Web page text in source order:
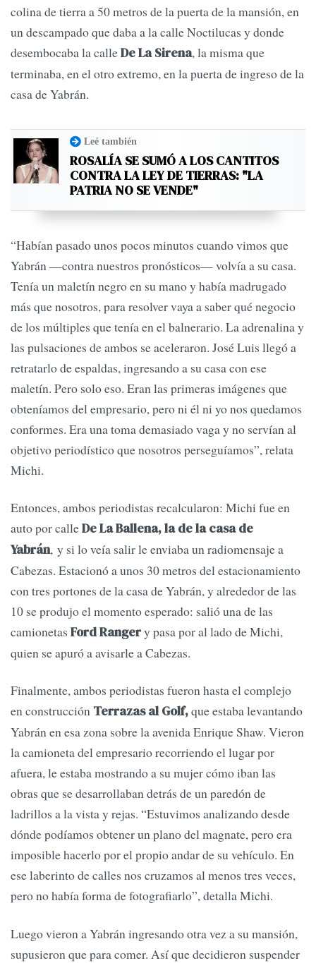
colina de tierra a 50 metros de la puerta de la mansión, en
un descampado que daba a la calle Noctilucas y donde
desembocaba la calleDe La Sirena, la misma que
terminaba, en el otro extremo, en la puerta de ingreso de la
casa de Yabrán.
Leé también
ROSALÍA SE SUMÓ A LOS CANTITOS
CONTRA LA LEY DE TIERRAS: "LA
PATRIA NO SE VENDE"
“Habían pasado unos pocos minutos cuando vimos que
Yabrán —con­tra nuestros pronósticos— volvía a su casa.
Tenía un maletín negro en su mano y había madrugado
más que nosotros, para resolver vaya a saber qué negocio
de los múltiples que tenía en el balnerario. La adrenalina y
las pulsaciones de ambos se aceleraron. José Luis llegó a
retratarlo de espaldas, ingresando a su casa con ese
maletín. Pero solo eso. Eran las primeras imágenes que
obteníamos del empresario, pero ni él ni yo nos quedamos
conformes. Era una toma demasiado vaga y no servían al
objetivo periodístico que nosotros perseguíamos”, relata
Michi.
Entonces, ambos periodistas recalcularon: Michi fue en
auto por calleDe La Ballena, la de la casa de
Yabrán, y si lo veía salir le enviaba un radiomensaje a
Cabezas. Estacionó a unos 30 metros del estacionamiento
con tres portones de la casa de Yabrán, y alrededor de las
10 se produjo el momento esperado: salió una de las
camionetas Ford Rangery pasa por al lado de Michi,
quien se apuró a avisarle a Cabezas.
Finalmente, ambos periodistas fueron hasta el complejo
en construcción Terrazas al Golf,que estaba levantando
Yabrán en esa zona sobre la avenida Enrique Shaw. Vieron
la camioneta del empresario recorriendo el lugar por
afuera, le estaba mostrando a su mujer cómo iban las
obras que se desarrollaban detrás de un paredón de
ladrillos a la vista y rejas. “Estuvimos analizando desde
dónde podíamos obtener un plano del magnate, pero era
imposible hacerlo por el propio andar de su vehículo. En
ese laberinto de calles nos cruzamos al menos tres veces,
pero no había forma de fotografiarlo”, detalla Michi.
Luego vieron a Yabrán ingresando otra vez a su mansión,
supusieron que para comer. Así que decidieron suspender